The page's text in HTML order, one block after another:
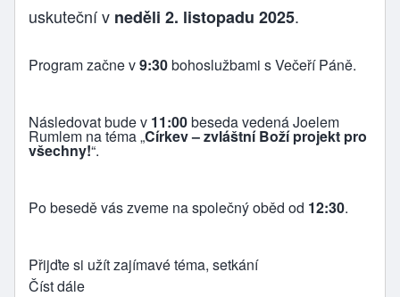
uskuteční v neděli 2. listopadu 2025.
Program začne v9:30bohoslužbami s Večeří Páně.
Následovat bude v 11:00beseda vedená Joelem
Rumlem na téma „Církev – zvláštní Boží projekt pro
všechny!“.
Po besedě vás zveme na společný oběd od 12:30.
Přijďte si užít zajímavé téma, setkání
Číst dále